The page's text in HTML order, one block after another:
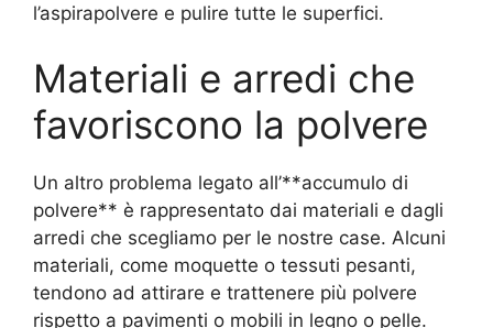
l’aspirapolvere e pulire tutte le superfici.
Materiali e arredi che
favoriscono la polvere
Un altro problema legato all’**accumulo di
polvere** è rappresentato dai materiali e dagli
arredi che scegliamo per le nostre case. Alcuni
materiali, come moquette o tessuti pesanti,
tendono ad attirare e trattenere più polvere
rispetto a pavimenti o mobili in legno o pelle.